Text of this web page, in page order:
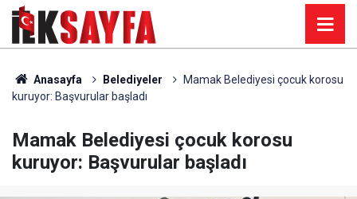
Anasayfa Belediyeler
Mamak Belediyesi çocuk korosu
kuruyor: Başvurular başladı
Mamak Belediyesi çocuk korosu
kuruyor: Başvurular başladı